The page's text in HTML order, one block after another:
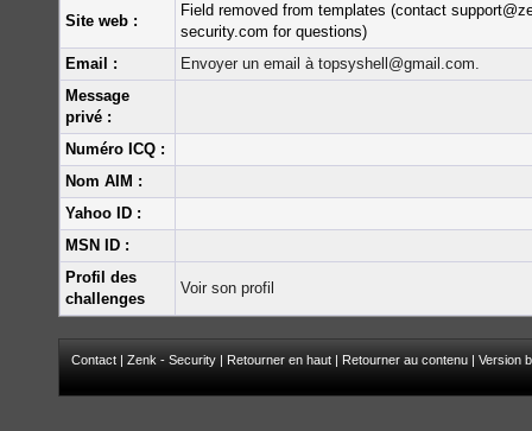
Site web :
Field removed from templates (contact
security.com for questions)
Email :
Envoyer un email à topsyshell@gmail.com.
Message
privé :
Numéro ICQ :
Nom AIM :
Yahoo ID :
MSN ID :
Profil des
challenges
Voir son profil
Contact | Zenk - Security | Retourner en haut | Retourner au contenu | Version